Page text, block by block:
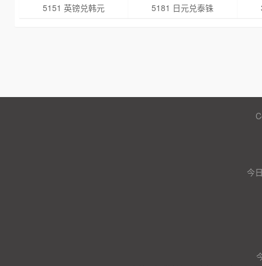
5151 英镑兑韩元
5181 日元兑泰铢
今